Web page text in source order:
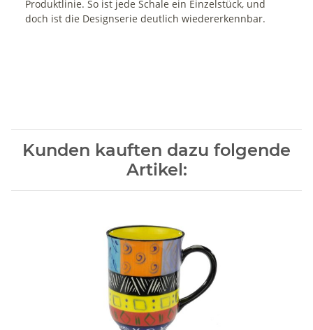
Produktlinie. So ist jede Schale ein Einzelstück, und
doch ist die Designserie deutlich wiedererkennbar.
Kunden kauften dazu folgende
Artikel: